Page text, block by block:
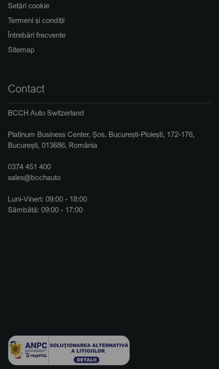
Setări cookie
Termeni și condiții
Întrebări frecvente
Sitemap
Contact
BCCH Auto Switzerland
Platinum Business Center, Șos. București-Ploiești, 172-176,
București, 013686, România
0374 451 400
sales@bcchauto
Luni-Vineri: 09:00 - 18:00
Sâmbătă: 09:00 - 17:00